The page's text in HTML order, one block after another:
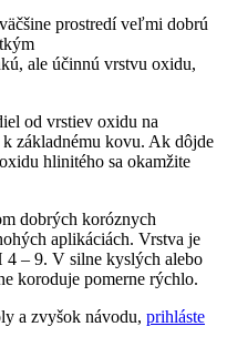
prostredí veľmi dobrú
ale účinnú vrstvu oxidu,
od vrstiev oxidu na
základnému kovu. Ak dôjde
hlinitého sa okamžite
dobrých koróznych
aplikáciách. Vrstva je
4 – 9. V silne kyslých alebo
koroduje pomerne rýchlo.
a zvyšok návodu, prihláste